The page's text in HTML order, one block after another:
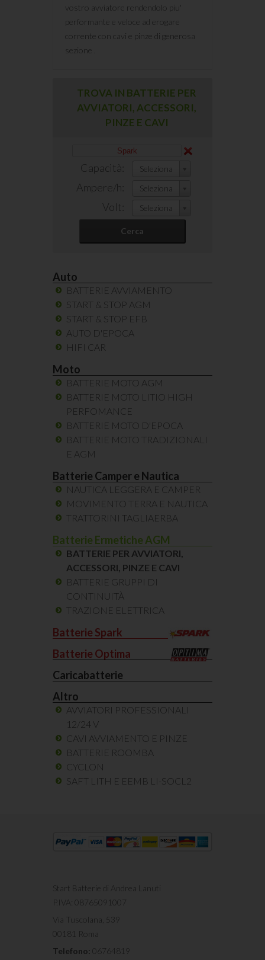
vostro avviatore rendendolo piu'
performante e veloce ad erogare
corrente con cavi e pinze di generosa
sezione .
TROVA IN BATTERIE PER
AVVIATORI, ACCESSORI,
PINZE E CAVI
Capacità: Seleziona
Ampere/h: Seleziona
Volt: Seleziona
Cerca
Auto
BATTERIE AVVIAMENTO
START & STOP AGM
START & STOP EFB
AUTO D'EPOCA
HIFI CAR
Moto
BATTERIE MOTO AGM
BATTERIE MOTO LITIO HIGH
PERFOMANCE
BATTERIE MOTO D'EPOCA
BATTERIE MOTO TRADIZIONALI
E AGM
Batterie Camper e Nautica
NAUTICA LEGGERA E CAMPER
MOVIMENTO TERRA E NAUTICA
TRATTORINI TAGLIAERBA
Batterie Ermetiche AGM
BATTERIE PER AVVIATORI,
ACCESSORI, PINZE E CAVI
BATTERIE GRUPPI DI
CONTINUITÀ
TRAZIONE ELETTRICA
Batterie Spark
Batterie Optima
Caricabatterie
Altro
AVVIATORI PROFESSIONALI
12/24 V
CAVI AVVIAMENTO E PINZE
BATTERIE ROOMBA
CYCLON
SAFT LITH E EEMB LI-SOCL2
Start Batterie di Andrea Lanuti
P.IVA: 08765091007
Via Tuscolana, 539
00181 Roma
Telefono: 06764819